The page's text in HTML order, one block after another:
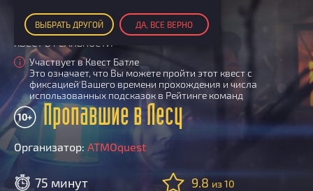
ВЫБРАТЬ ДРУГОЙ ДА, ВСЕ ВЕРНО
КАРТА КВЕСТОВ
РЕЙТИНГ КОМАНД
Итоговый рейтинг
По количеству очков
По качеству игры
Список команд
ПОИСК КОМАНДЫ
КВЕСТ БАТЛ
Cashback
Как подсчитываются рейтинги
КВЕСТ В РЕАЛЬНОСТИ
i
Участвует в Квест Батле
Это означает, что Вы можете пройти этот квест с
фиксацией Вашего времени прохождения и числа
использованных подсказок в Рейтинге команд
Пропавшие в Лесу
10+
Организатор: ATMOquest
75 минут 9.8 из 10